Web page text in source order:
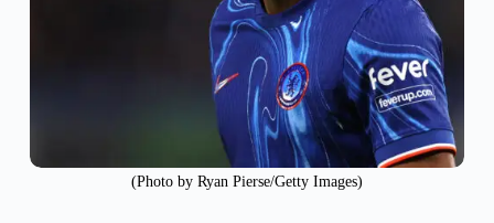
(Photo by Ryan Pierse/Getty Images)